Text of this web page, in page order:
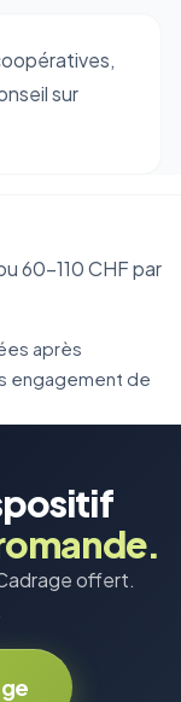
sur
60-110 CHF par
après
engagement de
offert.